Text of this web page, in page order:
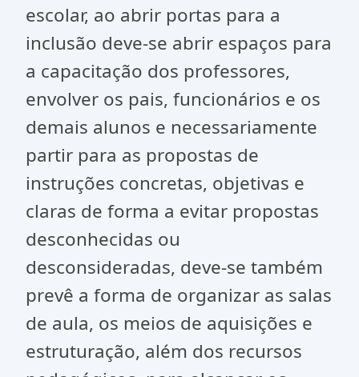
escolar, ao abrir portas para a
inclusão deve-se abrir espaços para
a capacitação dos professores,
envolver os pais, funcionários e os
demais alunos e necessariamente
partir para as propostas de
instruções concretas, objetivas e
claras de forma a evitar propostas
desconhecidas ou
desconsideradas, deve-se também
prevê a forma de organizar as salas
de aula, os meios de aquisições e
estruturação, além dos recursos